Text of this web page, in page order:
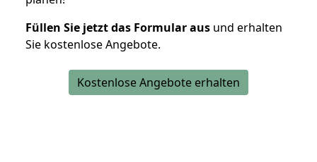
Füllen Sie jetzt das Formular aus und erhalten
Sie kostenlose Angebote.
Kostenlose Angebote erhalten